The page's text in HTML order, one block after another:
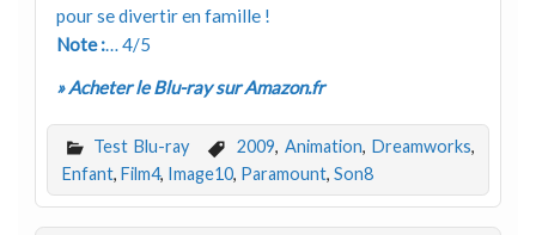
pour se divertir en famille !
Note :… 4/5
» Acheter le Blu-ray sur Amazon.fr
Test Blu-ray 2009, Animation, Dreamworks,
Enfant, Film4, Image10, Paramount, Son8